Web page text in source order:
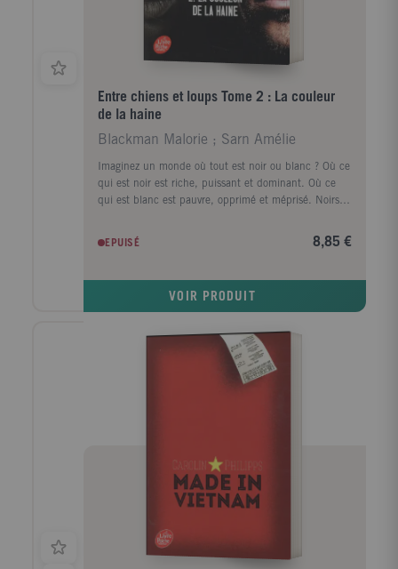
Entre chiens et loups Tome 2 : La couleur
de la haine
Blackman Malorie ; Sarn Amélie
Imaginez un monde où tout est noir ou blanc ? Où ce
qui est noir est riche, puissant et dominant. Où ce
qui est blanc est pauvre, opprimé et méprisé. Noirs et
Rose est née. Enfant de l'amour pour Sephy et
une teinte dangereuse... celle de la haine.Notes
Londres. Tout d'abord ingénieur en informatique, elle
se consacre ensuite entièrement à l'écriture. Ses
romans ont obtenu de nombreux prix. Traduite en
plusieurs langues, elle est aujourd'hui devenue un
EPUISÉ 8,85 €
VOIR PRODUIT